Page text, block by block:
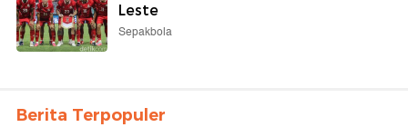
Leste
Sepakbola
Berita Terpopuler